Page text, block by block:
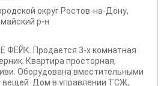
округ Ростов-на-Дону,
р-н
ФЕЙК. Продается 3-х комнатная
Квартира просторная,
Оборудована вместительными
Дом в управлении ТСЖ,